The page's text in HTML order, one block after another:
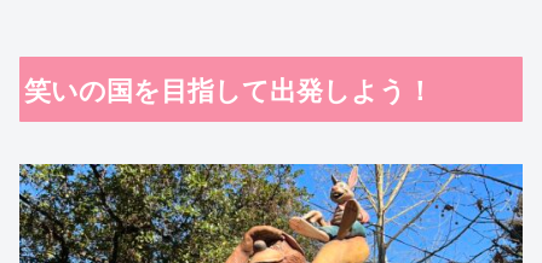
笑いの国を目指して出発しよう！